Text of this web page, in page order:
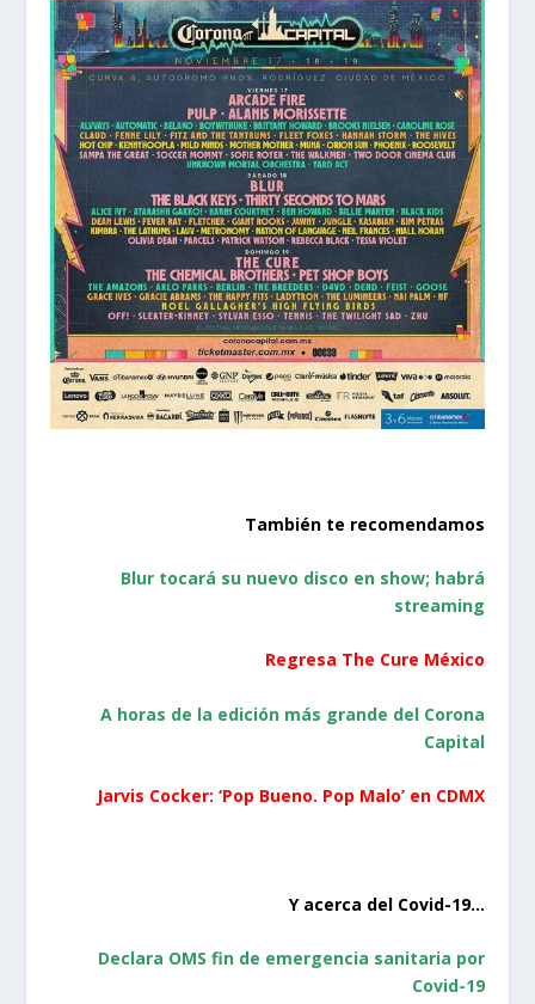
También te recomendamos
Blur tocará su nuevo disco en show; habrá
streaming
Regresa The Cure México
A horas de la edición más grande del Corona
Capital
Jarvis Cocker: ‘Pop Bueno. Pop Malo’ en CDMX
Y acerca del Covid-19…
Declara OMS fin de emergencia sanitaria por
Covid-19